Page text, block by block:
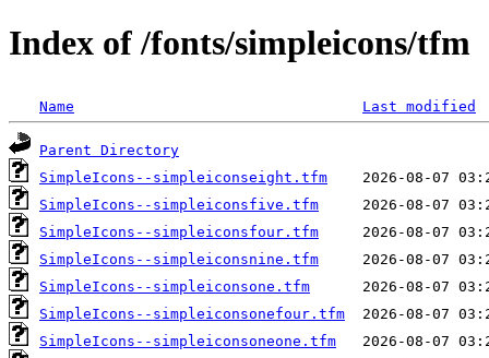
Index of /fonts/simpleicons/tfm
Name Last modified
Parent Directory
SimpleIcons--simpleiconseight.tfm
SimpleIcons--simpleiconsfive.tfm
SimpleIcons--simpleiconsfour.tfm
SimpleIcons--simpleiconsnine.tfm
SimpleIcons--simpleiconsone.tfm
SimpleIcons--simpleiconsonefour.tfm
SimpleIcons--simpleiconsoneone.tfm